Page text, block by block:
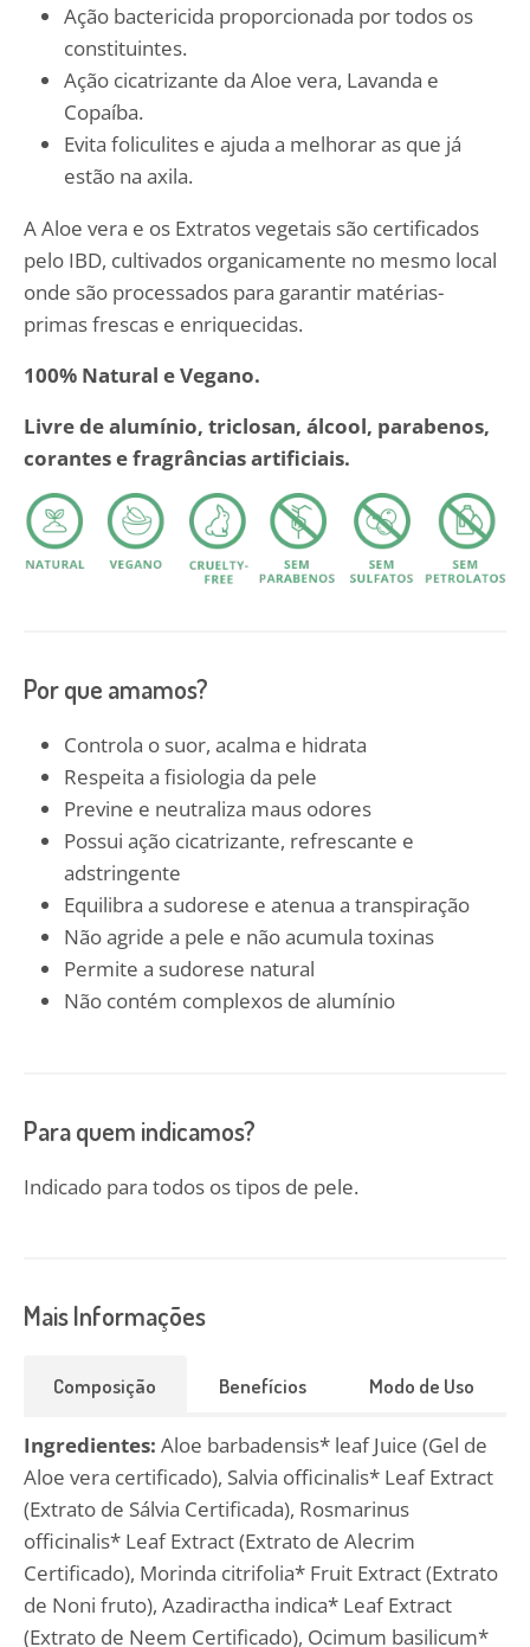
Ação bactericida proporcionada por todos os
constituintes.
Ação cicatrizante da Aloe vera, Lavanda e
Copaíba.
Evita foliculites e ajuda a melhorar as que já
estão na axila.
A Aloe vera e os Extratos vegetais são certificados
pelo IBD, cultivados organicamente no mesmo local
onde são processados para garantir matérias-
primas frescas e enriquecidas.
100% Natural e Vegano.
Livre de alumínio, triclosan, álcool, parabenos,
corantes e fragrâncias artificiais.
Por que amamos?
Controla o suor, acalma e hidrata
Respeita a fisiologia da pele
Previne e neutraliza maus odores
Possui ação cicatrizante, refrescante e
adstringente
Equilibra a sudorese e atenua a transpiração
Não agride a pele e não acumula toxinas
Permite a sudorese natural
Não contém complexos de alumínio
Para quem indicamos?
Indicado para todos os tipos de pele.
Mais Informações
Composição Benefícios Modo de Uso
Ingredientes: Aloe barbadensis* leaf Juice (Gel de
Aloe vera certificado), Salvia officinalis* Leaf Extract
(Extrato de Sálvia Certificada), Rosmarinus
officinalis* Leaf Extract (Extrato de Alecrim
Certificado), Morinda citrifolia* Fruit Extract (Extrato
de Noni fruto), Azadiractha indica* Leaf Extract
(Extrato de Neem Certificado), Ocimum basilicum*